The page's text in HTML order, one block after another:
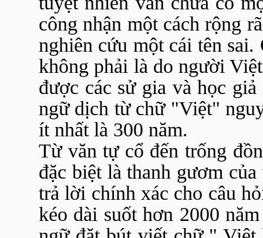
công nhận một cách rộng
nghiên cứu một cái tên
không phải là do người
được các sử gia và học
ngữ dịch từ chữ "Việt"
ít nhất là 300 năm.
Từ văn tự cổ đến trống
đặc biệt là thanh gươm
trả lời chính xác cho câu
kéo dài suốt hơn 2000